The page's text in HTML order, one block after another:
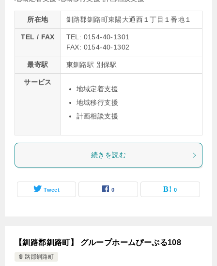
所在地 釧路郡釧路町東陽大通西１丁目１番地１
TEL / FAX
TEL: 0154-40-1301
FAX: 0154-40-1302
最寄駅 東釧路駅 別保駅
サービス
地域定着支援
地域移行支援
計画相談支援
続きを読む
Tweet 0 0
【釧路郡釧路町】 グループホームぴーぷる108
釧路郡釧路町